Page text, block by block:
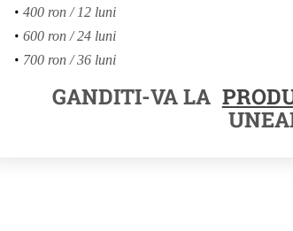
400 ron / 12 luni
600 ron / 24 luni
700 ron / 36 luni
GANDITI-VA LA